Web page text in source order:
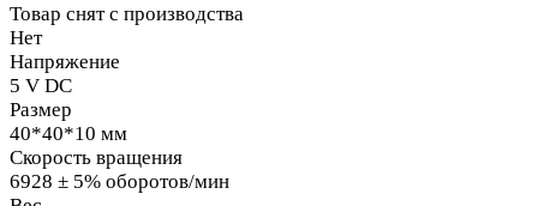
Товар снят с производства
Нет
Напряжение
5 V DC
Размер
40*40*10 мм
Скорость вращения
6928 ± 5% оборотов/мин